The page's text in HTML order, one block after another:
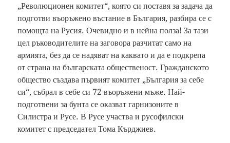
„Революционен комитет“, която си поставя за задача да
подготви въоръжено въстание в България, разбира се с
помощта на Русия. Очевидно и в нейна полза! За тази
цел ръководителите на заговора разчитат само на
армията, без да се надяват на каквато и да е подкрепа
от страна на българската общественост. Гражданското
общество създава първият комитет „България за себе
си“, събрал в себе си 72 въоръжени мъже. Най-
подготвени за бунта се оказват гарнизоните в
Силистра и Русе. В Русе участва и русофилски
комитет с председател Тома Кърджиев.